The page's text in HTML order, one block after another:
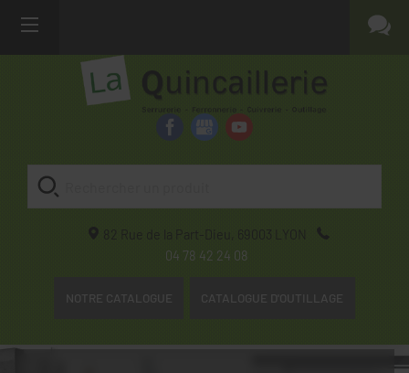
82 Rue de la Part-Dieu, 69003
LYON
04 78 42 24 08
NOTRE CATALOGUE CATALOGUE D'OUTILLAGE